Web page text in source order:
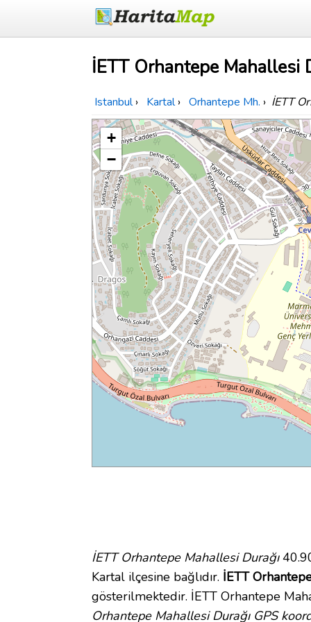
İETT Orhantepe Mahallesi
Istanbul › Kartal › Orhantepe Mh. › İETT
+
−
İETT Orhantepe Mahallesi Durağı
Kartal ilçesine bağlıdır. İETT
gösterilmektedir. İETT Orhantepe
Orhantepe Mahallesi Durağı GPS